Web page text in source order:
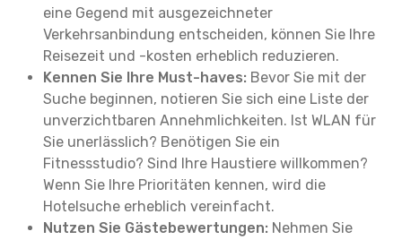
eine Gegend mit ausgezeichneter
Verkehrsanbindung entscheiden, können Sie Ihre
Reisezeit und -kosten erheblich reduzieren.
Kennen Sie Ihre Must-haves: Bevor Sie mit der
Suche beginnen, notieren Sie sich eine Liste der
unverzichtbaren Annehmlichkeiten. Ist WLAN für
Sie unerlässlich? Benötigen Sie ein
Fitnessstudio? Sind Ihre Haustiere willkommen?
Wenn Sie Ihre Prioritäten kennen, wird die
Hotelsuche erheblich vereinfacht.
Nutzen Sie Gästebewertungen: Nehmen Sie